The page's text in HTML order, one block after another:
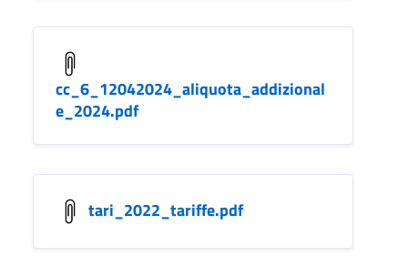
cc_6_12042024_aliquota_addizional
e_2024.pdf
tari_2022_tariffe.pdf